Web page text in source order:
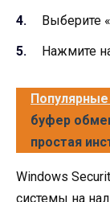
Выберите
Нажмите
Популярные
буфер
простая
Windows
системы на